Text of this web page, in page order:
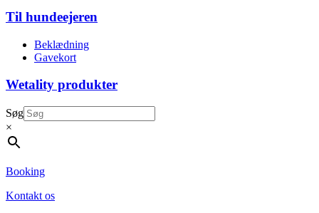
Til hundeejeren
Beklædning
Gavekort
Wetality produkter
Søg
×
Booking
Kontakt os